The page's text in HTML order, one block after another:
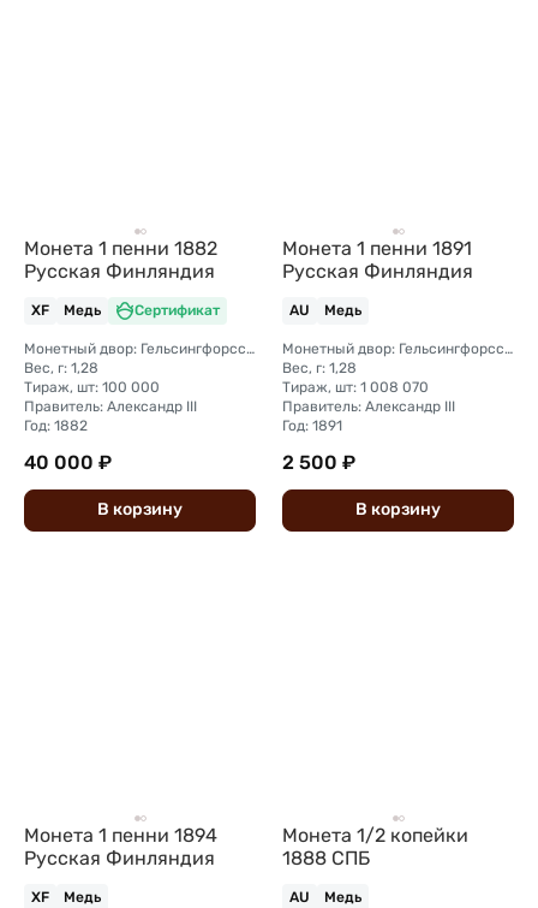
Монета 1 пенни 1882
Русская Финляндия
XF Медь Сертификат
Монетный двор: Гельсингфорсский монетный двор (Финляндия)
Вес, г: 1,28
Тираж, шт: 100 000
Правитель: Александр III
Год: 1882
40 000 ₽
В корзину
Монета 1 пенни 1891
Русская Финляндия
AU Медь
Монетный двор: Гельсингфорсский монетный двор (Финляндия)
Вес, г: 1,28
Тираж, шт: 1 008 070
Правитель: Александр III
Год: 1891
2 500 ₽
В корзину
Монета 1 пенни 1894
Русская Финляндия
XF Медь
Монета 1/2 копейки
1888 СПБ
AU Медь